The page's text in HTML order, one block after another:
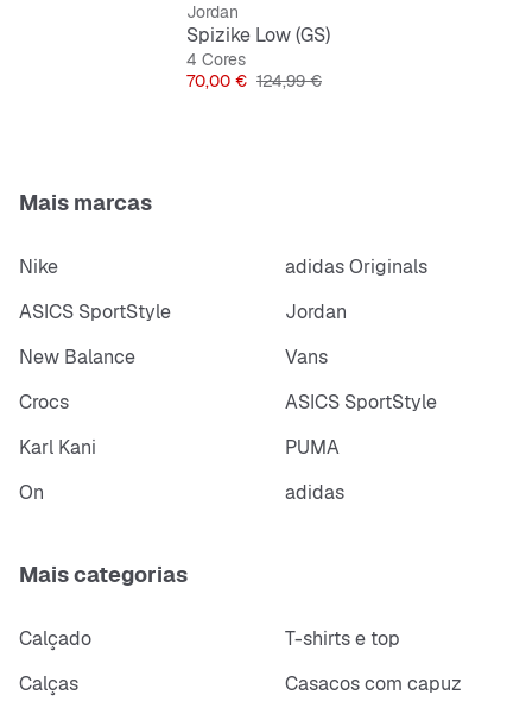
Sola exterior totalmente em borracha para
resistência e boa aderência
Jordan
Spizike Low (GS)
4 Cores
Preço
70,00 € Preço original
124,99 €
Mais marcas
Nike
adidas Originals
ASICS SportStyle
Jordan
New Balance
Vans
Crocs
ASICS SportStyle
Karl Kani
PUMA
On
adidas
Mais categorias
Calçado
T-shirts e top
Calças
Casacos com capuz